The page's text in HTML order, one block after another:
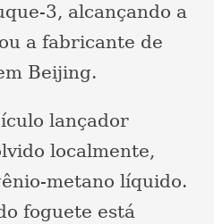
3, alcançando a
a fabricante de
Beijing.
lançador
localmente,
metano líquido.
foguete está